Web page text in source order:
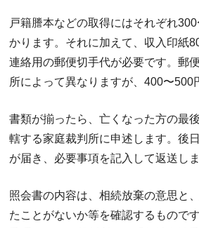
戸籍謄本などの取得にはそれぞれ
かります。それに加えて、収入印紙
連絡用の郵便切手代が必要です。郵
所によって異なりますが、400〜500
書類が揃ったら、亡くなった方の最
轄する家庭裁判所に申述します。後
が届き、必要事項を記入して返送しま
照会書の内容は、相続放棄の意思と
たことがないか等を確認するもので